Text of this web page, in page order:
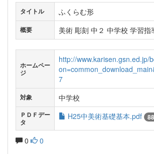
タイトル ふくらむ形
概要 美術 彫刻 中２ 中学校 学習指
ホームペー
ジ
http://www.karisen.gsn.ed.jp/
7
対象 中学校
ＰＤＦデー
タ
H25中美術基礎基本.pdf
0 0